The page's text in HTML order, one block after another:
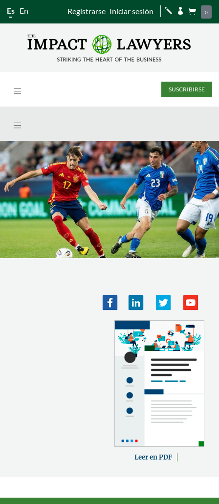
Es En Registrarse Iniciar sesión j   0
SUSCRIBIRSE
Leer en PDF